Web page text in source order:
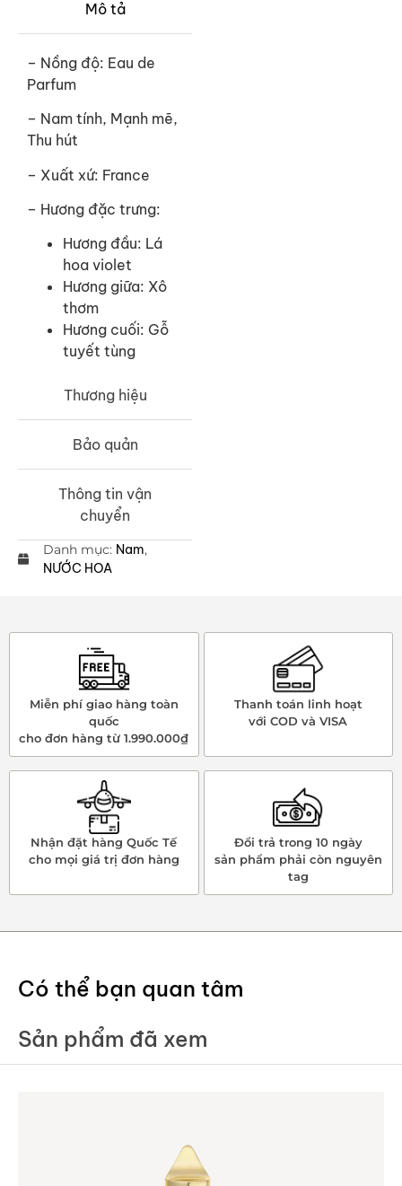
Mô tả
Thương hiệu
Bảo quản
Thông tin vận
chuyển
– Nồng độ: Eau de
Parfum
– Nam tính, Mạnh mẽ,
Thu hút
– Xuất xứ: France
– Hương đặc trưng:
Hương đầu: Lá
hoa violet
Hương giữa: Xô
thơm
Hương cuối: Gỗ
tuyết tùng
Danh mục: Nam,
NƯỚC HOA
Miễn phí giao hàng toàn
quốc
cho đơn hàng từ 1.990.000₫
Thanh toán linh hoạt
với COD và VISA
Nhận đặt hàng Quốc Tế
cho mọi giá trị đơn hàng
Đổi trả trong 10 ngày
sản phẩm phải còn nguyên
tag
Có thể bạn quan tâm
Sản phẩm đã xem